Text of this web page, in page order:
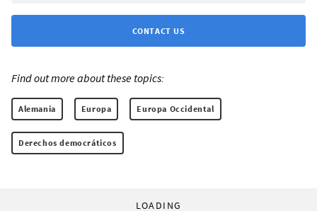
CONTACT US
Find out more about these topics:
Alemania Europa Europa Occidental
Derechos democráticos
LOADING